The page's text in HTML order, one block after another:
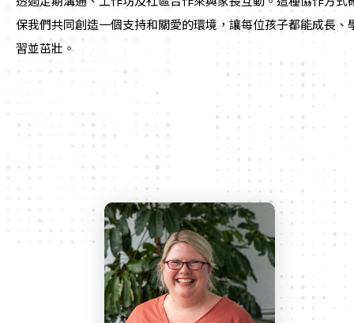
保我們共同創造一個支持和關愛的環境，讓每位孩子都能成長、
習並茁壯。